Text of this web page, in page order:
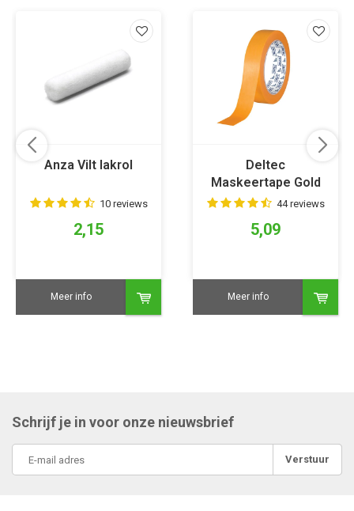
Anza Vilt lakrol
10 reviews
2,15
Meer info
Deltec
Maskeertape Gold
44 reviews
5,09
Meer info
Schrijf je in voor onze nieuwsbrief
Verstuur